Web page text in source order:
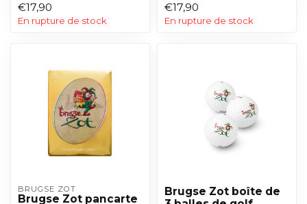
€17,90
En rupture de stock
€17,90
En rupture de stock
BRUGSE ZOT
Brugse Zot pancarte
Brugse Zot boîte de